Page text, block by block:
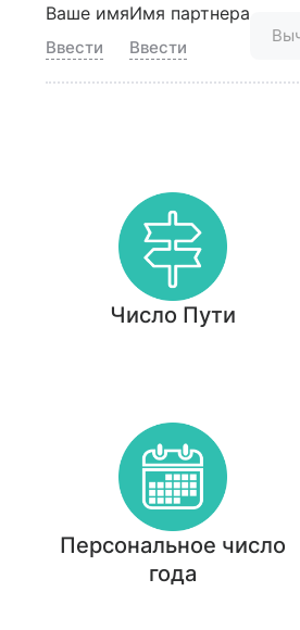
Ваше имя
Ввести
Имя партнера
Ввести
Число Пути
Персональное число
года